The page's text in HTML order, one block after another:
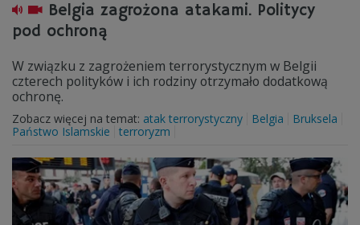
Belgia zagrożona atakami. Politycy
pod ochroną
W związku z zagrożeniem terrorystycznym w Belgii
czterech polityków i ich rodziny otrzymało dodatkową
ochronę.
Zobacz więcej na temat: atak terrorystyczny Belgia
Bruksela
Państwo Islamskie
terroryzm